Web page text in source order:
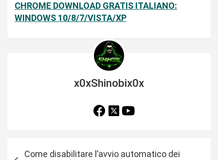
CHROME DOWNLOAD GRATIS ITALIANO:
WINDOWS 10/8/7/VISTA/XP
x0xShinobix0x
Come disabilitare l’avvio automatico dei